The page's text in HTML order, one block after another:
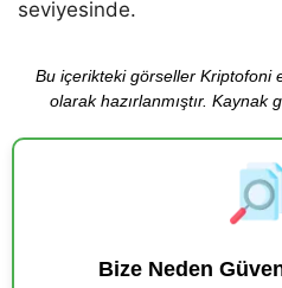
seviyesinde.
Bu içerikteki görseller Kriptofoni
olarak hazırlanmıştır. Kaynak
Bize Neden